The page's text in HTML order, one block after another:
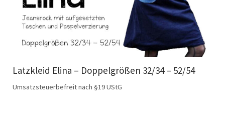
Latzkleid Elina – Doppelgrößen 32/34 – 52/54
Umsatzsteuerbefreit nach §19 UStG